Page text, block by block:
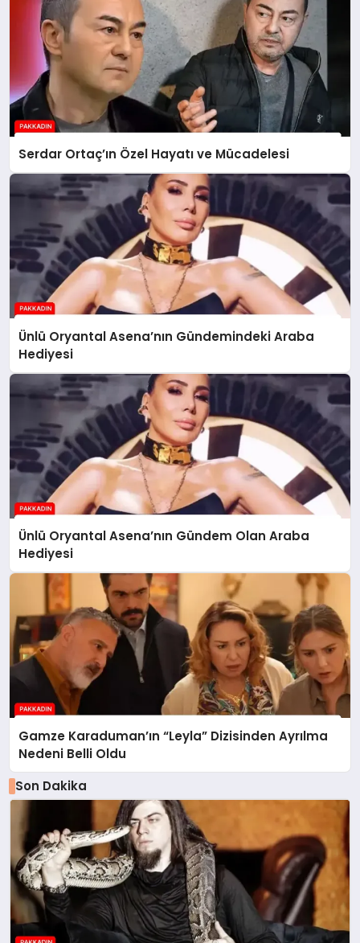
Serdar Ortaç’ın Özel Hayatı ve Mücadelesi
Ünlü Oryantal Asena’nın Gündemindeki Araba
Hediyesi
Ünlü Oryantal Asena’nın Gündem Olan Araba
Hediyesi
Gamze Karaduman’ın “Leyla” Dizisinden Ayrılma
Nedeni Belli Oldu
Son Dakika